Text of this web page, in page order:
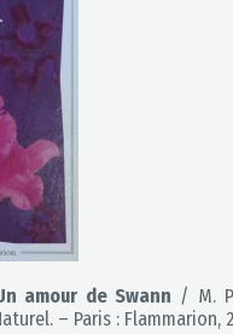
amour de Swann / M.
– Paris : Flammarion,